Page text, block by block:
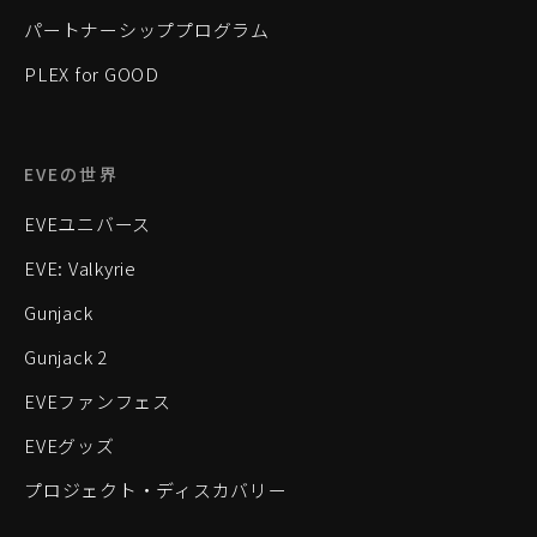
パートナーシッププログラム
PLEX for GOOD
EVEの世界
EVEユニバース
EVE: Valkyrie
Gunjack
Gunjack 2
EVEファンフェス
EVEグッズ
プロジェクト・ディスカバリー